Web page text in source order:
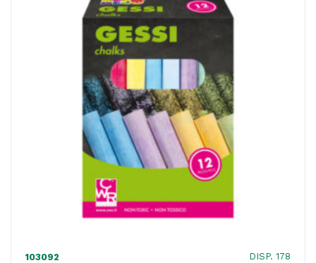
-
colori
assortiti
Deco
Scatola
100
gessetti
tondi
103092 DISP. 178